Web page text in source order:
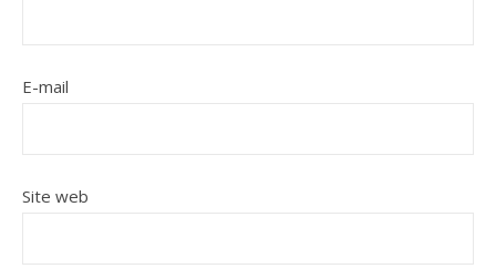
E-mail
Site web